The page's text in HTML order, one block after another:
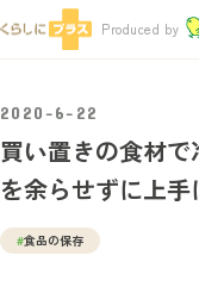
Produced by
2020-6-22
買い置きの食材
を余らせずに上
#食品の保存